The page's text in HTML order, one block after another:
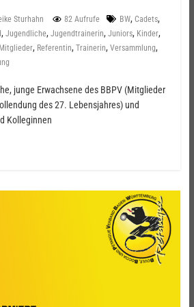
Sturhahn 82 Aufrufe BW, Cadets,
, Jugendliche, Jugendtrainerin, Juniors, Kinder,
Mitglieder, Referentin, Trainerin, Versammlung,
junge Erwachsene des BBPV (Mitglieder
des 27. Lebensjahres) und
Kolleginnen